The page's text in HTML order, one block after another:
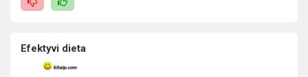
Efektyvi dieta